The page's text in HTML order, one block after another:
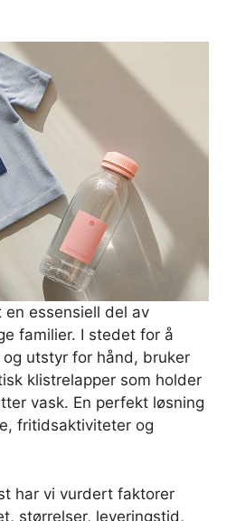
essensiell del av
familier. I stedet for å
utstyr for hånd, bruker
klistrelapper som holder
vask. En perfekt løsning
fritidsaktiviteter og
har vi vurdert faktorer
størrelser, leveringstid,